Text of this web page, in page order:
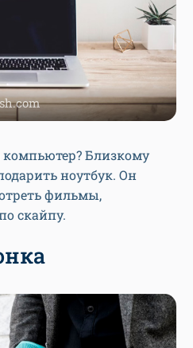
Близкому
ноутбук. Он
фильмы,
скайпу.